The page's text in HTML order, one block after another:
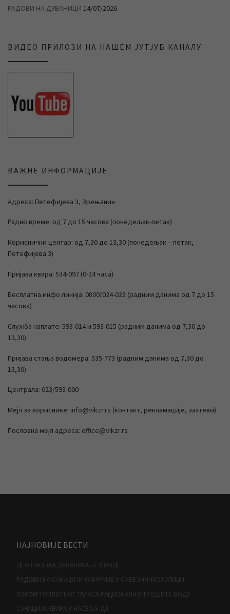
РАДОВИ НА ДУВАНИЦИ 14/07/2026
ВИДЕО ПРИЛОЗИ НА НАШЕМ ЈУТЈУБ КАНАЛУ
ВАЖНЕ ИНФОРМАЦИЈЕ
Адреса: Петефијева 3, Зрењанин
Радно време: од 7 до 15 часова (понедељак-петак)
Кориснички центар: од 7,30 до 13,30 (понедељак – петак,
Петефијева 3)
Пријава квара: 534-097 (0-24 часа)
Бесплатна инфо линија: 0800/024-023 (радним данима од 7 до 15
часова)
Служба наплате: 593-014 и 593-015 (радним данима од 7,30 до
13,30)
Пријава стања водомера: 535-773 (радним данима од 7,30 до
13,30)
Централа: 023/593-000
Мејл за кориснике: info@vikzr.rs (контакт, рекламације, захтеви)
Пословна мејл адреса: office@vikzr.rs
НАЈНОВИЈЕ ВЕСТИ
ДЕО НАСЕЉА ДУВАНИКА БЕЗ ВОДЕ
РАДОВИ НА САНАЦИЈИ ХАВАРИЈЕ У САВЕЗНИЧКОЈ УЛИЦИ
ТОКОМ ТОПЛОТНОГ ТАЛАСА РАЦИОНАЛНО ТРОШИТЕ ВОДУ
САНАЦИЈА КВАРА У НАСЕЉУ Д3